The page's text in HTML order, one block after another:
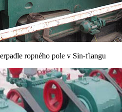
ropného pole v Sin-ťiangu